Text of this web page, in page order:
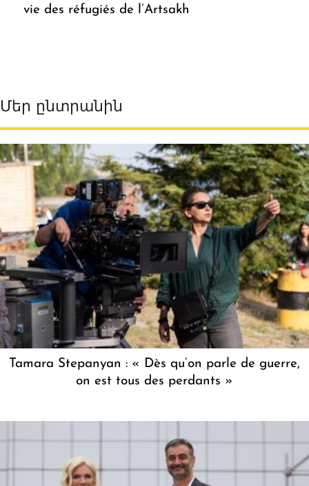
vie des réfugiés de l’Artsakh
Մեր ընտրանին
Tamara Stepanyan : « Dès qu’on parle de guerre,
on est tous des perdants »